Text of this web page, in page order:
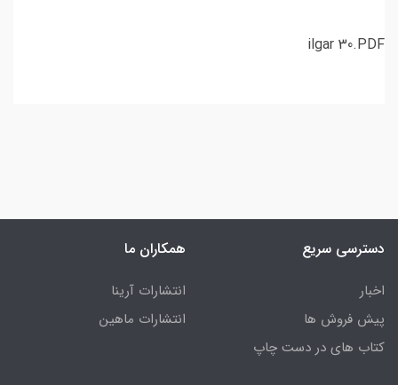
ilgar 30.PDF
دسترسی سریع
اخبار
پیش فروش ها
کتاب های در دست چاپ
همکاران ما
انتشارات آرینا
انتشارات ماهین